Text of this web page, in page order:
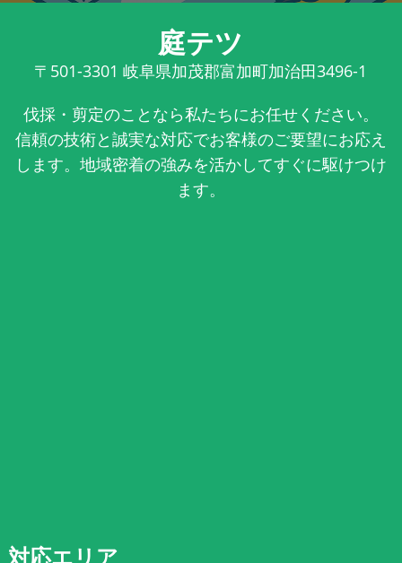
庭テツ
〒501-3301 岐阜県加茂郡富加町加治田3496-1
伐採・剪定のことなら私たちにお任せください。
信頼の技術と誠実な対応でお客様のご要望にお応え
します。地域密着の強みを活かしてすぐに駆けつけ
ます。
対応エリア